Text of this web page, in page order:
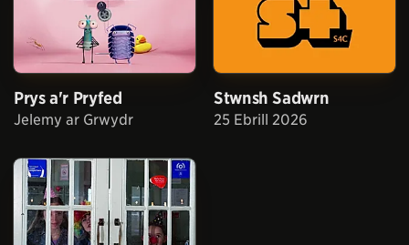
Prys a'r Pryfed
Jelemy ar Grwydr
Stwnsh Sadwrn
25 Ebrill 2026